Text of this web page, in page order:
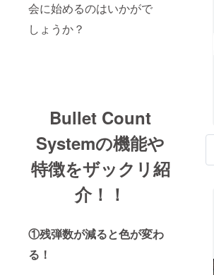
会に始めるのはいかがで
しょうか？
Bullet Count
Systemの機能や
特徴をザックリ紹
介！！
①残弾数が減ると色が変わ
る！